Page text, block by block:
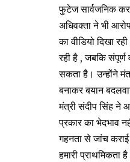
फुटेज सार्वजनिक
अधिवक्ता ने भी
का वीडियो दिखा
रही है , जबकि
सकता है। उन्होंने
बनाकर बयान
मंत्री संदीप सिंह ने
प्रकार का भेदभाव
गहनता से जांच कराई
हमारी प्राथमिकता